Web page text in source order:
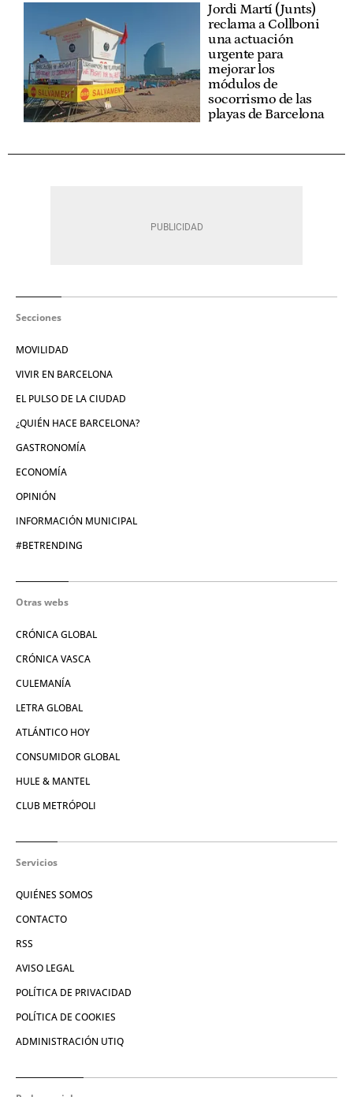
Jordi Martí (Junts)
reclama a Collboni
una actuación
urgente para
mejorar los
módulos de
socorrismo de las
playas de Barcelona
Secciones
MOVILIDAD
VIVIR EN BARCELONA
EL PULSO DE LA CIUDAD
¿QUIÉN HACE BARCELONA?
GASTRONOMÍA
ECONOMÍA
OPINIÓN
INFORMACIÓN MUNICIPAL
#BETRENDING
Otras webs
CRÓNICA GLOBAL
CRÓNICA VASCA
CULEMANÍA
LETRA GLOBAL
ATLÁNTICO HOY
CONSUMIDOR GLOBAL
HULE & MANTEL
CLUB METRÓPOLI
Servicios
QUIÉNES SOMOS
CONTACTO
RSS
AVISO LEGAL
POLÍTICA DE PRIVACIDAD
POLÍTICA DE COOKIES
ADMINISTRACIÓN UTIQ